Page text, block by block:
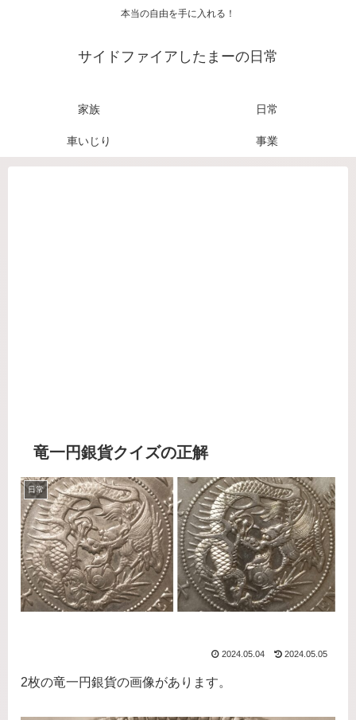
本当の自由を手に入れる！
サイドファイアしたまーの日常
家族 日常
車いじり 事業
竜一円銀貨クイズの正解
日常
2024.05.04 2024.05.05
2枚の竜一円銀貨の画像があります。